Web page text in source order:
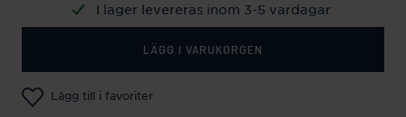
I lager levereras inom 3-5 vardagar
LÄGG I VARUKORGEN
Lägg till i favoriter